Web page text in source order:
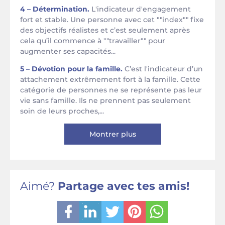
4 – Détermination. L'indicateur d'engagement
fort et stable. Une personne avec cet ""index"" fixe
des objectifs réalistes et c’est seulement après
cela qu’il commence à ""travailler"" pour
augmenter ses capacités...
5 – Dévotion pour la famille. C’est l'indicateur d’un
attachement extrêmement fort à la famille. Cette
catégorie de personnes ne se représente pas leur
vie sans famille. Ils ne prennent pas seulement
soin de leurs proches,...
Montrer plus
Aimé? Partage avec tes amis!